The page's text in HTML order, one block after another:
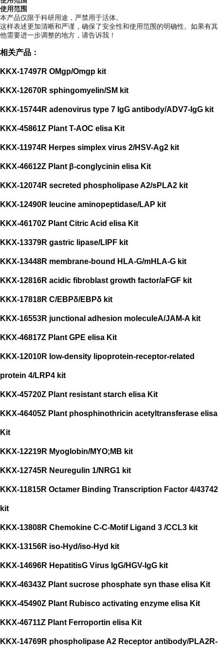
使用范围
本产品仅限于科研用途，严禁用于活体。
这样表述更加清晰和严谨，确保了安全性和使用范围的明确性。如果有其
他需要进一步调整的地方，请告诉我！
相关产品：
KKX-17497R OMgp/Omgp kit
KKX-12670R sphingomyelin/SM kit
KKX-15744R adenovirus type 7 IgG antibody/ADV7-IgG kit
KKX-45861Z Plant T-AOC elisa Kit
KKX-11974R Herpes simplex virus 2/HSV-Ag2 kit
KKX-46612Z Plant β-conglycinin elisa Kit
KKX-12074R secreted phospholipase A2/sPLA2 kit
KKX-12490R leucine aminopeptidase/LAP kit
KKX-46170Z Plant Citric Acid elisa Kit
KKX-13379R gastric lipase/LIPF kit
KKX-13448R membrane-bound HLA-G/mHLA-G kit
KKX-12816R acidic fibroblast growth factor/aFGF kit
KKX-17818R C/EBPδ/EBPδ kit
KKX-16553R junctional adhesion moleculeA/JAM-A kit
KKX-46817Z Plant GPE elisa Kit
KKX-12010R low-density lipoprotein-receptor-related
protein 4/LRP4 kit
KKX-45720Z Plant resistant starch elisa Kit
KKX-46405Z Plant phosphinothricin acetyltransferase elisa
Kit
KKX-12219R Myoglobin/MYO;MB kit
KKX-12745R Neuregulin 1/NRG1 kit
KKX-11815R Octamer Binding Transcription Factor 4/43742
kit
KKX-13808R Chemokine C-C-Motif Ligand 3 /CCL3 kit
KKX-13156R iso-Hyd/iso-Hyd kit
KKX-14696R HepatitisG Virus IgG/HGV-IgG kit
KKX-46343Z Plant sucrose phosphate syn thase elisa Kit
KKX-45490Z Plant Rubisco activating enzyme elisa Kit
KKX-46711Z Plant Ferroportin elisa Kit
KKX-14769R phospholipase A2 Receptor antibody/PLA2R-